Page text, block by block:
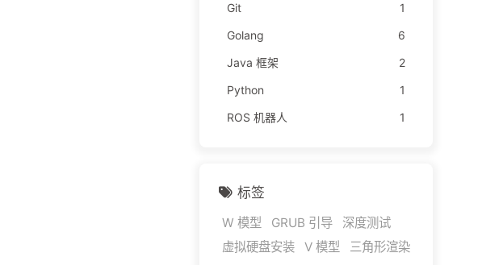
Git
1
Golang
6
Java 框架
2
Python
1
ROS 机器人
1
标签
W 模型 GRUB 引导
深度测试
虚拟硬盘安装
V 模型 三角形渲染